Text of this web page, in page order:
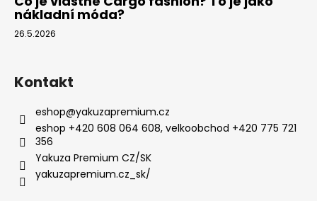
nákladní móda?
26.5.2026
Kontakt
eshop@yakuzapremium.cz
eshop +420 608 064 608, velkoobchod +420 775 721
356
Yakuza Premium CZ/SK
yakuzapremium.cz_sk/